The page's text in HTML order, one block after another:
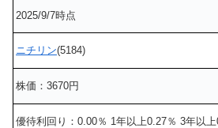
2025/9/7時点
ニチリン(5184)
株価：3670円
優待利回り：0.00％ 1年以上0.27％ 3年以上